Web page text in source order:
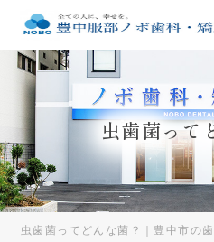
虫歯菌って
虫歯菌ってどんな菌？｜豊中市の